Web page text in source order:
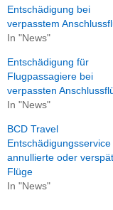
Entschädigung bei
verpasstem
In "News"
Entschädigung für
Flugpassagiere bei
verpassten
In "News"
BCD Travel
annullierte oder
Flüge
In "News"